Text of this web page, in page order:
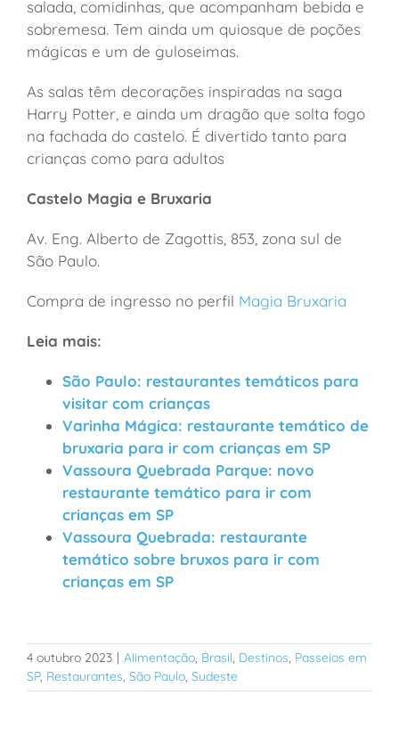
salada, comidinhas, que acompanham bebida e
sobremesa. Tem ainda um quiosque de poções
mágicas e um de guloseimas.
As salas têm decorações inspiradas na saga
Harry Potter, e ainda um dragão que solta fogo
na fachada do castelo. É divertido tanto para
crianças como para adultos
Castelo Magia e Bruxaria
Av. Eng. Alberto de Zagottis, 853, zona sul de
São Paulo.
Compra de ingresso no perfil Magia Bruxaria
Leia mais:
São Paulo: restaurantes temáticos para
visitar com crianças
Varinha Mágica: restaurante temático de
bruxaria para ir com crianças em SP
Vassoura Quebrada Parque: novo
restaurante temático para ir com
crianças em SP
Vassoura Quebrada: restaurante
temático sobre bruxos para ir com
crianças em SP
4 outubro 2023 Alimentação, Brasil, Destinos, Passeios em
SP, Restaurantes, São Paulo, Sudeste